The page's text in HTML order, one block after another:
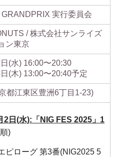
GRANDPRIX 実行委員会
/ 株式会社サンライズ
ン東京
(水) 16:00〜20:30
(木) 13:00〜20:40予定
都江東区豊洲6丁目1-23)
2日(水):「NIG FES 2025」1
)
ピローグ 第3番(NIG2025 5